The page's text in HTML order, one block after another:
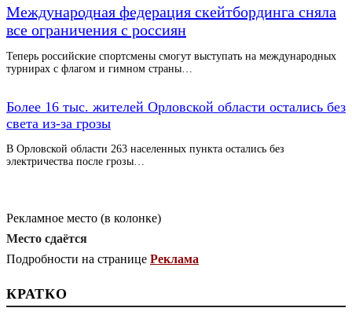
Международная федерация скейтбординга сняла
все ограничения с россиян
Теперь российские спортсмены смогут выступать на международных
турнирах с флагом и гимном страны…
Более 16 тыс. жителей Орловской области остались без
света из-за грозы
В Орловской области 263 населенных пункта остались без
электричества после грозы…
Рекламное место (в колонке)
Место сдаётся
Подробности на странице Реклама
КРАТКО